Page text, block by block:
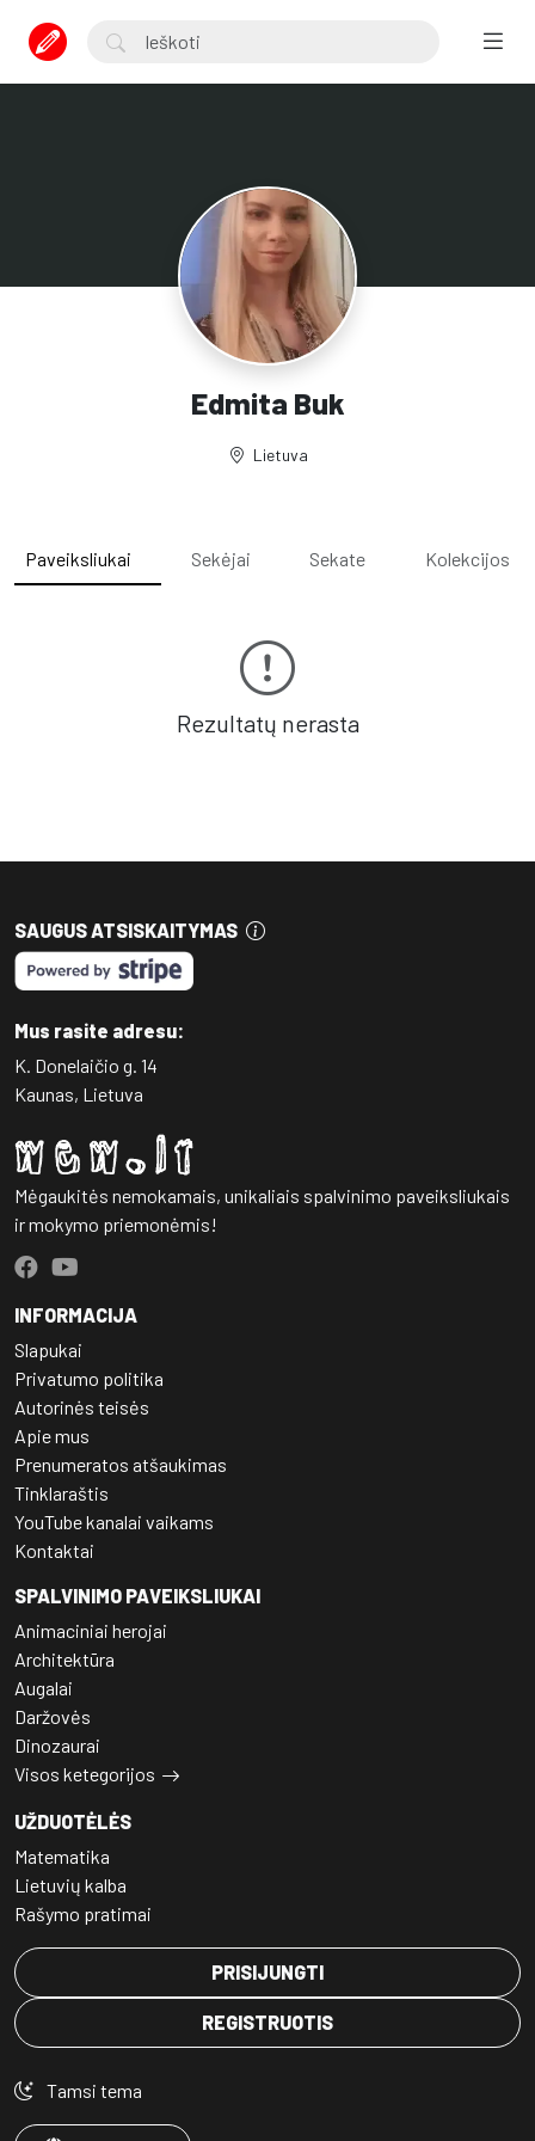
Edmita Buk
Lietuva
Paveiksliukai Sekėjai Sekate Kolekcijos
Rezultatų nerasta
SAUGUS ATSISKAITYMAS
Mus rasite adresu:
K. Donelaičio g. 14
Kaunas, Lietuva
Mėgaukitės nemokamais, unikaliais spalvinimo paveiksliukais
ir mokymo priemonėmis!
INFORMACIJA
Slapukai
Privatumo politika
Autorinės teisės
Apie mus
Prenumeratos atšaukimas
Tinklaraštis
YouTube kanalai vaikams
Kontaktai
SPALVINIMO PAVEIKSLIUKAI
Animaciniai herojai
Architektūra
Augalai
Daržovės
Dinozaurai
Visos ketegorijos
UŽDUOTĖLĖS
Matematika
Lietuvių kalba
Rašymo pratimai
PRISIJUNGTI
REGISTRUOTIS
Tamsi tema